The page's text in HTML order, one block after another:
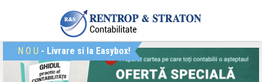
N O U - Livrare si la Easybox!